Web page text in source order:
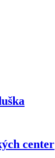
center